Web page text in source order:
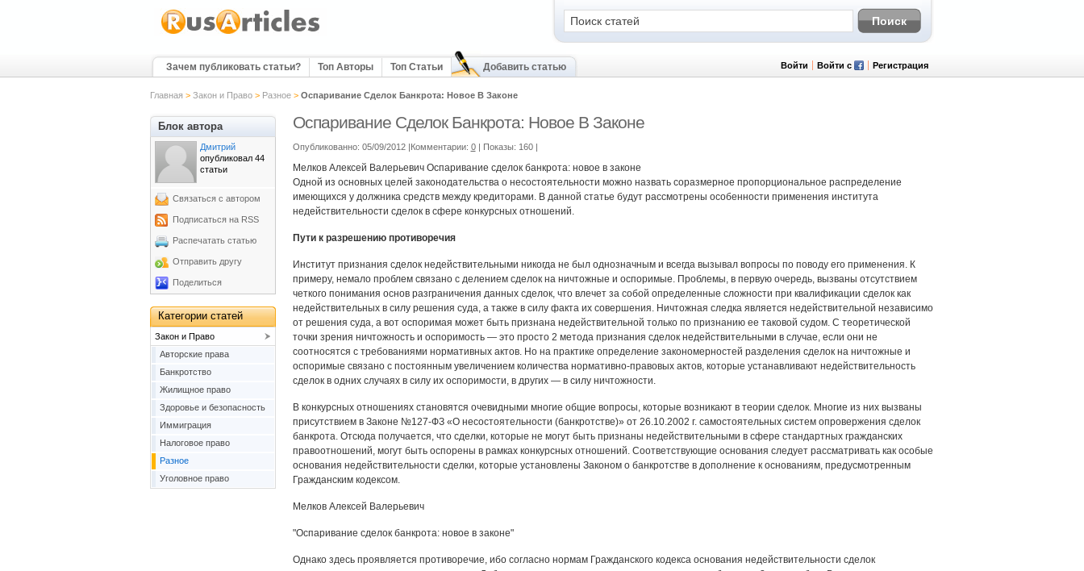
Зачем публиковать статьи? Топ Авторы Топ Статьи Добавить статью Войти Войти с Регистрация
Главная > Закон и Право> Разное> Оспаривание Сделок Банкрота: Новое В Законе
Оспаривание Сделок Банкрота: Новое В Законе
Опубликованно: 05/09/2012 |Комментарии: 0 | Показы: 160 |
Мелков Алексей Валерьевич Оспаривание сделок банкрота: новое в законе
Одной из основных целей законодательства о несостоятельности можно назвать соразмерное пропорциональное распределение
имеющихся у должника средств между кредиторами. В данной статье будут рассмотрены особенности применения института
недействительности сделок в сфере конкурсных отношений.
Пути к разрешению противоречия
Институт признания сделок недействительными никогда не был однозначным и всегда вызывал вопросы по поводу его применения. К
примеру, немало проблем связано с делением сделок на ничтожные и оспоримые. Проблемы, в первую очередь, вызваны отсутствием
четкого понимания основ разграничения данных сделок, что влечет за собой определенные сложности при квалификации сделок как
недействительных в силу решения суда, а также в силу факта их совершения. Ничтожная следка является недействительной независимо
от решения суда, а вот оспоримая может быть признана недействительной только по признанию ее таковой судом. С теоретической
точки зрения ничтожность и оспоримость — это просто 2 метода признания сделок недействительными в случае, если они не
соотносятся с требованиями нормативных актов. Но на практике определение закономерностей разделения сделок на ничтожные и
оспоримые связано с постоянным увеличением количества нормативно-правовых актов, которые устанавливают недействительность
сделок в одних случаях в силу их оспоримости, в других — в силу ничтожности.
В конкурсных отношениях становятся очевидными многие общие вопросы, которые возникают в теории сделок. Многие из них вызваны
присутствием в Законе №127-ФЗ «О несостоятельности (банкротстве)» от 26.10.2002 г. самостоятельных систем опровержения сделок
банкрота. Отсюда получается, что сделки, которые не могут быть признаны недействительными в сфере стандартных гражданских
правоотношений, могут быть оспорены в рамках конкурсных отношений. Соответствующие основания следует рассматривать как особые
основания недействительности сделки, которые установлены Законом о банкротстве в дополнение к основаниям, предусмотренным
Гражданским кодексом.
Мелков Алексей Валерьевич
"Оспаривание сделок банкрота: новое в законе"
Однако здесь проявляется противоречие, ибо согласно нормам Гражданского кодекса основания недействительности сделок
Блок автора
Дмитрий
опубликовал 44
статьи
Связаться с автором
Подписаться на RSS
Распечатать статью
Отправить другу
Поделиться
Категории статей
Закон и Право
Авторские права
Банкротство
Жилищное право
Здоровье и безопасность
Иммиграция
Налоговое право
Разное
Уголовное право